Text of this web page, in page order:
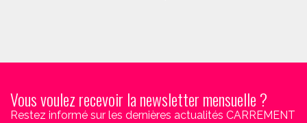
Vous voulez recevoir la newsletter mensuelle ?
Restez informé sur les dernières actualités CARREMENT